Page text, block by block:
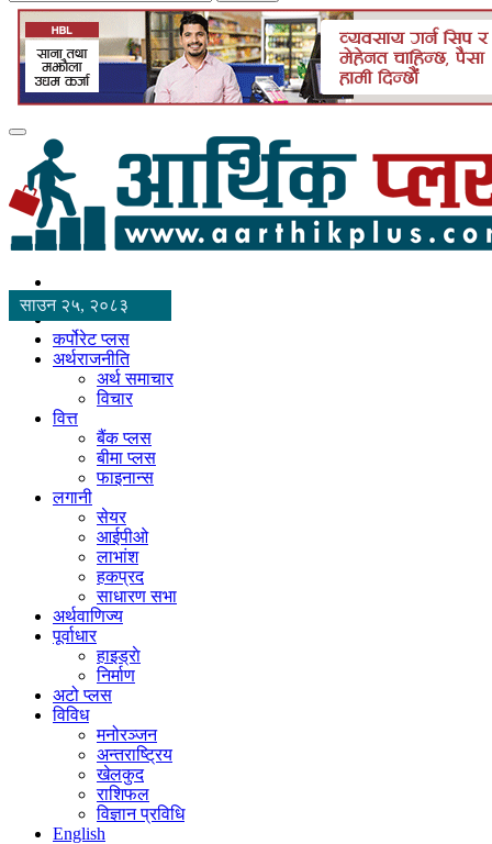
साउन २५, २०८३
कर्पोरेट प्लस
अर्थराजनीति
अर्थ समाचार
विचार
वित्त
बैंक प्लस
बीमा प्लस
फाइनान्स
लगानी
सेयर
आईपीओ
लाभांश
हकप्रद
साधारण सभा
अर्थवाणिज्य
पूर्वाधार
हाइड्राे
निर्माण
अटो प्लस
विविध
मनोरञ्जन
अन्तराष्ट्रिय
खेलकुद
राशिफल
विज्ञान प्रविधि
English